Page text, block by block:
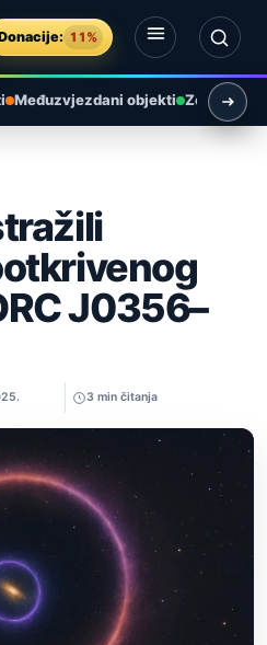
11%
Međuzvjezdani objekti Zemlja i
J0356–
3 min čitanja